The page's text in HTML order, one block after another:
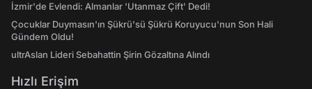
İzmir'de Evlendi: Almanlar 'Utanmaz Çift' Dedi!
Çocuklar Duymasın'ın Şükrü'sü Şükrü Koruyucu'nun Son Hali
Gündem Oldu!
ultrAslan Lideri Sebahattin Şirin Gözaltına Alındı
Hızlı Erişim